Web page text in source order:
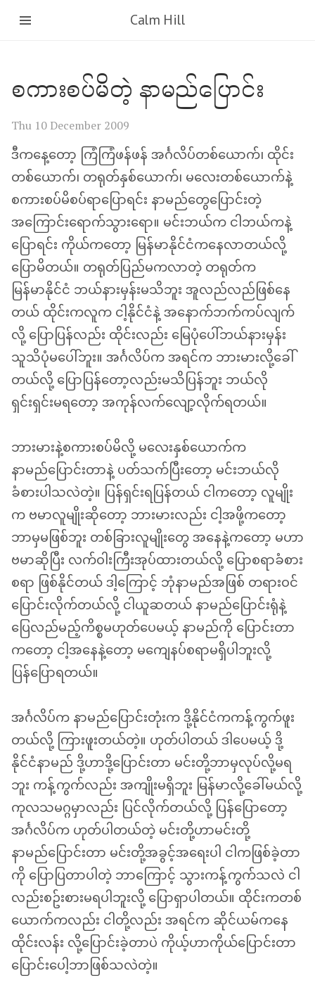
Calm Hill
စကားစပ်မိတဲ့ နာမည်ပြောင်း
Thu 10 December 2009
ဒီကနေ့တော့ ကြံကြံဖန်ဖန် အင်္ဂလိပ်တစ်ယောက်၊ ထိုင်း
တစ်ယောက်၊ တရုတ်နှစ်ယောက်၊ မလေးတစ်ယောက်နဲ့
စကားစပ်မိစပ်ရာပြောရင်း နာမည်တွေပြောင်းတဲ့
အကြောင်းရောက်သွားရော။ မင်းဘယ်က ငါဘယ်ကနဲ့
ပြောရင်း ကိုယ်ကတော့ မြန်မာနိုင်ငံကနေလာတယ်လို့
ပြောမိတယ်။ တရုတ်ပြည်မကလာတဲ့ တရုတ်က
မြန်မာနိုင်ငံ ဘယ်နားမှန်းမသိဘူး အူလည်လည်ဖြစ်နေ
တယ် ထိုင်းကလူက ငါ့နိုင်ငံနဲ့ အနောက်ဘက်ကပ်လျက်
လို့ ပြောပြန်လည်း ထိုင်းလည်း မြေပုံပေါ်ဘယ်နားမှန်း
သူသိပုံမပေါ်ဘူး။ အင်္ဂလိပ်က အရင်က ဘားမားလို့ခေါ်
တယ်လို့ ပြောပြန်တော့လည်းမသိပြန်ဘူး ဘယ်လို
ရှင်းရှင်းမရတော့ အကုန်လက်လျော့လိုက်ရတယ်။
ဘားမားနဲ့စကားစပ်မိလို့ မလေးနှစ်ယောက်က
နာမည်ပြောင်းတာနဲ့ ပတ်သက်ပြီးတော့ မင်းဘယ်လို
ခံစားပါသလဲတဲ့။ ပြန်ရှင်းရပြန်တယ် ငါကတော့ လူမျိုး
က ဗမာလူမျိုးဆိုတော့ ဘားမားလည်း ငါ့အဖို့ကတော့
ဘာမှမဖြစ်ဘူး တစ်ခြားလူမျိုးတွေ အနေနဲ့ကတော့ မဟာ
ဗမာဆိုပြီး လက်ဝါးကြီးအုပ်ထားတယ်လို့ ပြောစရာခံစား
စရာ ဖြစ်နိုင်တယ် ဒါ့ကြောင့် ဘုံနာမည်အဖြစ် တရားဝင်
ပြောင်းလိုက်တယ်လို့ ငါယူဆတယ် နာမည်ပြောင်းရုံနဲ့
ပြေလည်မည့်ကိစ္စမဟုတ်ပေမယ့် နာမည်ကို ပြောင်းတာ
ကတော့ ငါ့အနေနဲ့တော့ မကျေနပ်စရာမရှိပါဘူးလို့
ပြန်ပြောရတယ်။
အင်္ဂလိပ်က နာမည်ပြောင်းတုံးက ဒို့နိုင်ငံကကန့်ကွက်ဖူး
တယ်လို့ ကြားဖူးတယ်တဲ့။ ဟုတ်ပါတယ် ဒါပေမယ့် ဒို့
နိုင်ငံနာမည် ဒို့ဟာဒို့ပြောင်းတာ မင်းတို့ဘာမှလုပ်လို့မရ
ဘူး ကန့်ကွက်လည်း အကျိုးမရှိဘူး မြန်မာလို့ခေါ်မယ်လို့
ကုလသမဂ္ဂမှာလည်း ပြင်လိုက်တယ်လို့ ပြန်ပြောတော့
အင်္ဂလိပ်က ဟုတ်ပါတယ်တဲ့ မင်းတို့ဟာမင်းတို့
နာမည်ပြောင်းတာ မင်းတို့အခွင့်အရေးပါ ငါကဖြစ်ခဲ့တာ
ကို ပြောပြတာပါတဲ့ ဘာကြောင့် သွားကန့်ကွက်သလဲ ငါ
လည်းစဥ်းစားမရပါဘူးလို့ ပြောရှာပါတယ်။ ထိုင်းကတစ်
ယောက်ကလည်း ငါတို့လည်း အရင်က ဆိုင်ယမ်ကနေ
ထိုင်းလန်း လို့ပြောင်းခဲ့တာပဲ ကိုယ့်ဟာကိုယ်ပြောင်းတာ
ပြောင်းပေါ့ဘာဖြစ်သလဲတဲ့။